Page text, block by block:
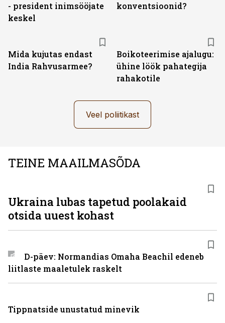
- president inimsööjate
keskel
konventsioonid?
Mida kujutas endast
India Rahvusarmee?
Boikoteerimise ajalugu:
ühine löök pahategija
rahakotile
Veel poliitikast
TEINE MAAILMASÕDA
Ukraina lubas tapetud poolakaid
otsida uuest kohast
D-päev: Normandias Omaha Beachil edeneb
liitlaste maaletulek raskelt
Tippnatside unustatud minevik